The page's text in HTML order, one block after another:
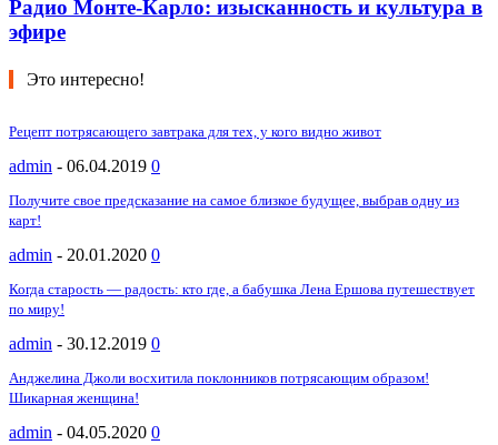
Радио Монте-Карло: изысканность и культура в
эфире
Это интересно!
Рецепт потрясающего завтрака для тех, у кого видно живот
admin - 06.04.2019 0
Получите свое предсказание на самое близкое будущее, выбрав одну из
карт!
admin - 20.01.2020 0
Когда старость — радость: кто где, а бабушка Лена Ершова путешествует
по миру!
admin - 30.12.2019 0
Анджелина Джоли восхитила поклонников потрясающим образом!
Шикарная женщина!
admin - 04.05.2020 0